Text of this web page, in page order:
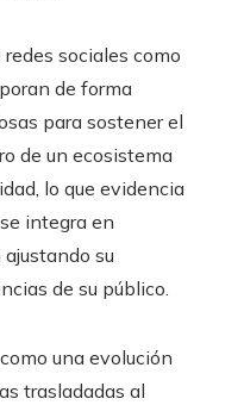
sociales como
de forma
para sostener el
de un ecosistema
lo que evidencia
integra en
su
de su público.
una evolución
trasladadas al